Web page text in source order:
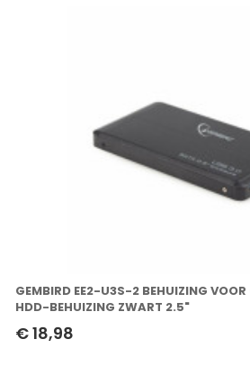
GEMBIRD EE2-U3S-2 BEHUIZING
HDD-BEHUIZING ZWART 2.5"
€ 18,98